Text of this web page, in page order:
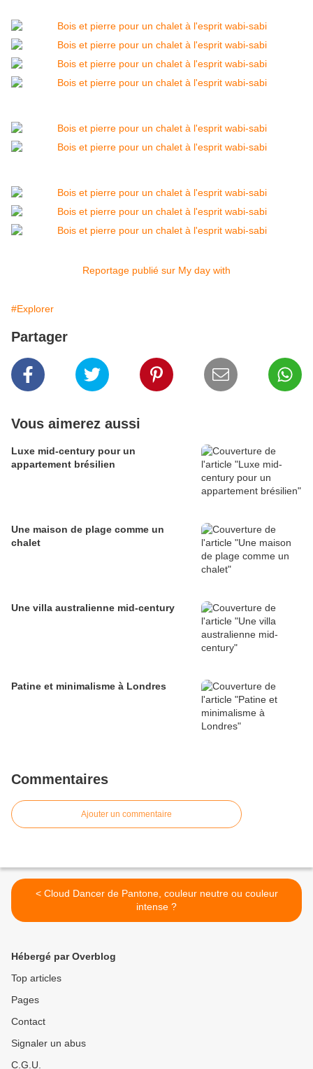
Reportage publié sur My day with
#Explorer
Partager
Vous aimerez aussi
Luxe mid-century pour un
appartement brésilien
Une maison de plage comme un
chalet
Une villa australienne mid-century
Patine et minimalisme à Londres
Commentaires
Ajouter un commentaire
< Cloud Dancer de Pantone, couleur neutre ou couleur
intense ?
Hébergé par Overblog
Top articles
Pages
Contact
Signaler un abus
C.G.U.